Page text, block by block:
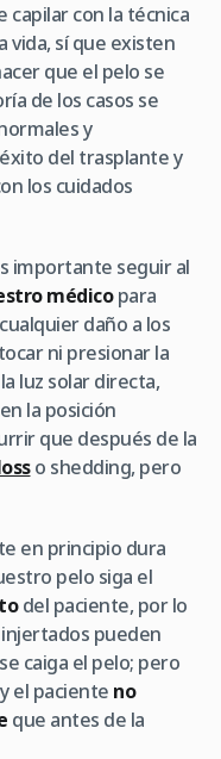
capilar con la técnica
vida, sí que existen
que el pelo se
de los casos se
y
del trasplante y
los cuidados
importante seguir al
médicopara
daño a los
ni presionar la
luz solar directa,
la posición
que después de la
o shedding, pero
en principio dura
pelo siga el
del paciente, por lo
pueden
caiga el pelo; pero
el paciente no
que antes de la